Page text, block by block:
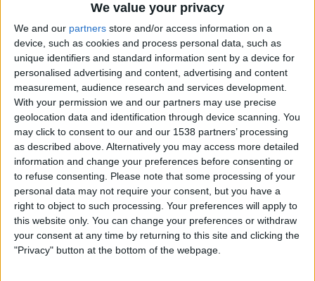
We value your privacy
We and our partners store and/or access information on a
device, such as cookies and process personal data, such as
unique identifiers and standard information sent by a device for
personalised advertising and content, advertising and content
measurement, audience research and services development.
With your permission we and our partners may use precise
geolocation data and identification through device scanning. You
may click to consent to our and our 1538 partners’ processing
as described above. Alternatively you may access more detailed
information and change your preferences before consenting or
to refuse consenting.
Please note that some processing of your
personal data may not require your consent, but you have a
right to object to such processing. Your preferences will apply to
this website only. You can change your preferences or withdraw
your consent at any time by returning to this site and clicking the
"Privacy" button at the bottom of the webpage.
Empúries, una editorial amb futur
PerAdolf Beltran
18.06.1984
MÚSICA
Fresh Sound, una aventura discogràfica
insòlita
PerGarcia Herraiz
18.06.1984
El cotxe del Führer fa 50 anys